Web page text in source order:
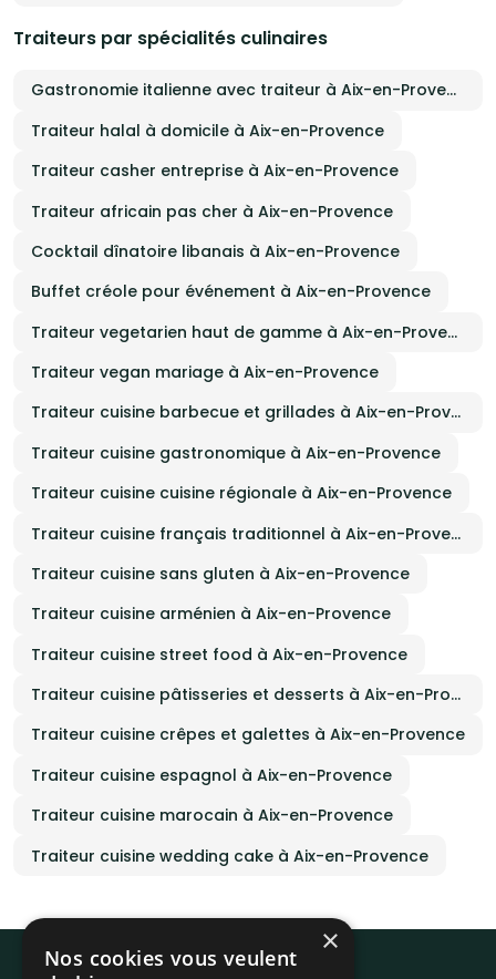
Traiteurs par spécialités culinaires
Gastronomie italienne avec traiteur à Aix-en-Provence
Traiteur halal à domicile à Aix-en-Provence
Traiteur casher entreprise à Aix-en-Provence
Traiteur africain pas cher à Aix-en-Provence
Cocktail dînatoire libanais à Aix-en-Provence
Buffet créole pour événement à Aix-en-Provence
Traiteur vegetarien haut de gamme à Aix-en-Provence
Traiteur vegan mariage à Aix-en-Provence
Traiteur cuisine barbecue et grillades à Aix-en-Provence
Traiteur cuisine gastronomique à Aix-en-Provence
Traiteur cuisine cuisine régionale à Aix-en-Provence
Traiteur cuisine français traditionnel à Aix-en-Provence
Traiteur cuisine sans gluten à Aix-en-Provence
Traiteur cuisine arménien à Aix-en-Provence
Traiteur cuisine street food à Aix-en-Provence
Traiteur cuisine pâtisseries et desserts à Aix-en-Provence
Traiteur cuisine crêpes et galettes à Aix-en-Provence
Traiteur cuisine espagnol à Aix-en-Provence
Traiteur cuisine marocain à Aix-en-Provence
Traiteur cuisine wedding cake à Aix-en-Provence
×
Nos cookies vous veulent